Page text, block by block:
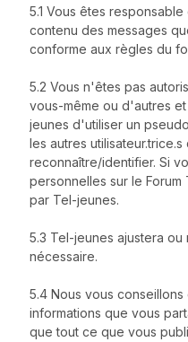
5.1 Vous êtes
contenu des messages
conforme aux règles du
5.2 Vous n'êtes pas
vous-même ou d'autres
jeunes d'utiliser un
les autres
reconnaître/identifier. Si
personnelles sur le
par Tel-jeunes.
5.3 Tel-jeunes ajustera
nécessaire.
5.4 Nous vous
informations que vous
que tout ce que vous